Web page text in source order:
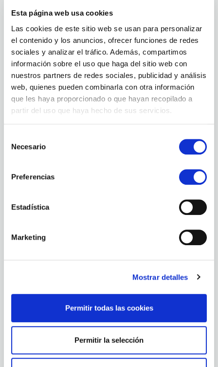
Esta página web usa cookies
Las cookies de este sitio web se usan para personalizar
el contenido y los anuncios, ofrecer funciones de redes
sociales y analizar el tráfico. Además, compartimos
información sobre el uso que haga del sitio web con
nuestros partners de redes sociales, publicidad y análisis
web, quienes pueden combinarla con otra información
que les haya proporcionado o que hayan recopilado a
partir del uso que haya hecho de sus servicios.
Necesario
Preferencias
Estadística
Marketing
Mostrar detalles
Permitir todas las cookies
Permitir la selección
BNI
BNI Foundation